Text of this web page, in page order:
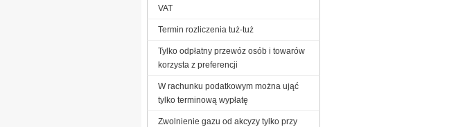
VAT
Termin rozliczenia tuż-tuż
Tylko odpłatny przewóz osób i towarów
korzysta z preferencji
W rachunku podatkowym można ująć
tylko terminową wypłatę
Zwolnienie gazu od akcyzy tylko przy